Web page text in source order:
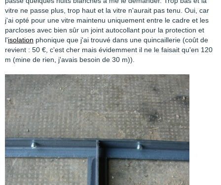
vitre ne passe plus, trop haut et la vitre n'aurait pas tenu. Oui, car
j'ai opté pour une vitre maintenu uniquement entre le cadre et les
parcloses avec bien sûr un joint autocollant pour la protection et
l'isolation phonique que j'ai trouvé dans une quincaillerie (coût de
revient : 50 €, c'est cher mais évidemment il ne le faisait qu'en 120
m (mine de rien, j'avais besoin de 30 m)).